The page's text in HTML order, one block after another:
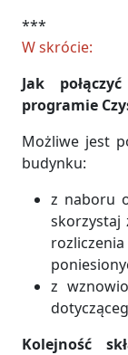
***
W skrócie:
Jak
programie
Możliwe jest
budynku:
z naboru
skorzystaj
z
Kolejność